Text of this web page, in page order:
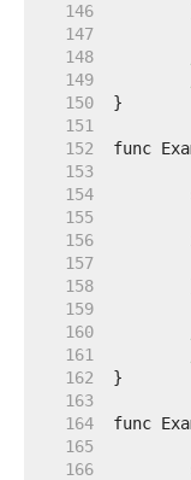
   146
   147
   148
   149
   150
   151
   152
   153
   154
   155
   156
   157
   158
   159
   160
   161
   162
   163
   164
   165
   166